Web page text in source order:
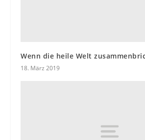
Wenn die heile Welt
18. März 2019